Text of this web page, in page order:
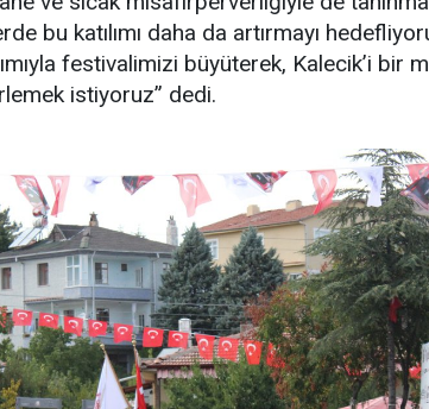
bu katılımı daha da artırmayı
festivalimizi büyüterek, Kalecik’i bir
istiyoruz” dedi.